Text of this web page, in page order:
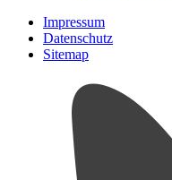
Impressum
Datenschutz
Sitemap